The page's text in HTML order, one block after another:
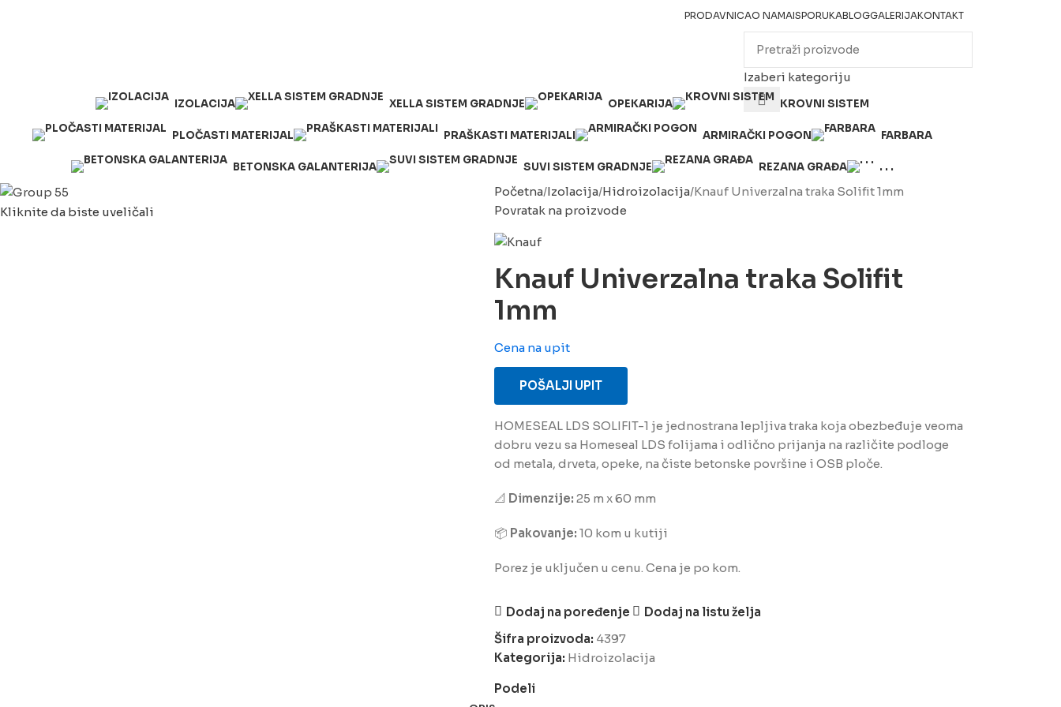
PRODAVNICAO NAMAISPORUKABLOGGALERIJAKONTAKT
Izaberi kategoriju
IZOLACIJA XELLA SISTEM GRADNJE OPEKARIJA KROVNI SISTEM
PLOČASTI MATERIJAL PRAŠKASTI MATERIJALI ARMIRAČKI POGON FARBARA
BETONSKA GALANTERIJA SUVI SISTEM GRADNJE REZANA GRAĐA . . .
Kliknite da biste uveličali
Početna Izolacija Hidroizolacija Knauf Univerzalna traka Solifit 1mm
Povratak na proizvode
Knauf Univerzalna traka Solifit
1mm
Cena na upit
POŠALJI UPIT
HOMESEAL LDS SOLIFIT-1 je jednostrana lepljiva traka koja obezbeđuje veoma
dobru vezu sa Homeseal LDS folijama i odlično prijanja na različite podloge
od metala, drveta, opeke, na čiste betonske površine i OSB ploče.
📐 Dimenzije: 25 m x 60 mm
📦 Pakovanje: 10 kom u kutiji
Porez je uključen u cenu. Cena je po kom.
Dodaj na poređenje
Dodaj na listu želja
Šifra proizvoda: 4397
Kategorija: Hidroizolacija
Podeli